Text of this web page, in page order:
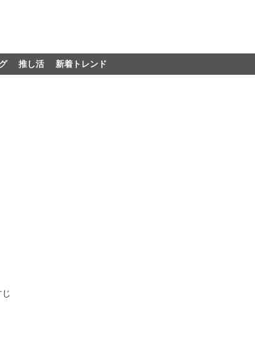
推し活 新着トレンド